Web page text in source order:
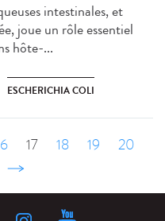
intestinales, et
joue un rôle essentiel
hôte-...
ESCHERICHIA COLI
17 18 19
20
suivant ›